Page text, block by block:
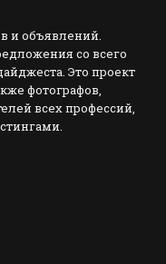
и объявлений.
со всего
Это проект
фотографов,
всех профессий,